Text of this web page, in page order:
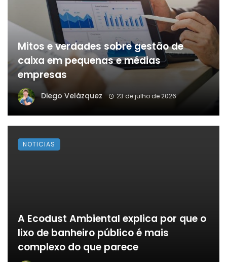
Mitos e verdades sobre gestão de
caixa em pequenas e médias
empresas
Diego Velázquez 23 de julho de 2026
A Ecodust Ambiental explica por que o
lixo de banheiro público é mais
complexo do que parece
NOTICIAS